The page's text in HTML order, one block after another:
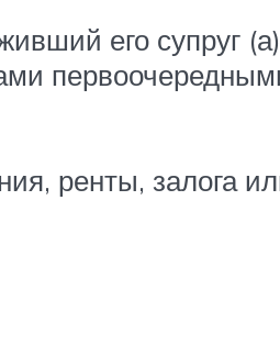
его супруг
ренты, залога